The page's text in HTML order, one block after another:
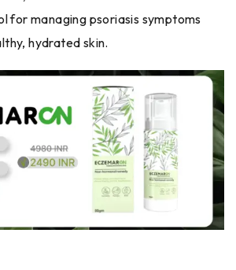
for managing psoriasis symptoms
hydrated skin.